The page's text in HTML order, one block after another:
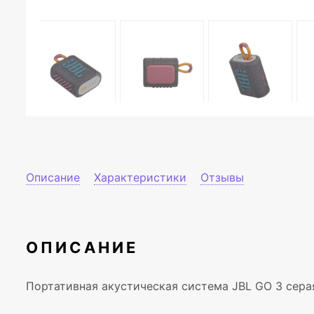
Описание Характеристики Отзывы
ОПИСАНИЕ
Портативная акустическая система JBL GO 3